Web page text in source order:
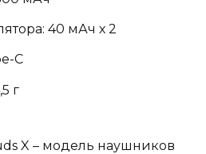
40 мАч х 2
C
г
X – модель наушников